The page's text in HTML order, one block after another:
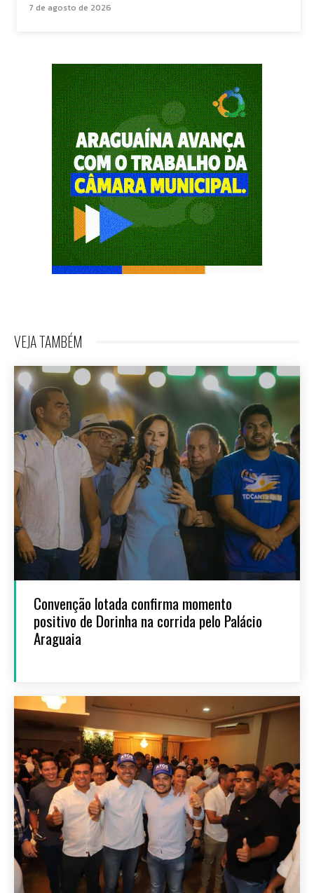
7 de agosto de 2026
VEJA TAMBÉM
Convenção lotada confirma momento
positivo de Dorinha na corrida pelo Palácio
Araguaia